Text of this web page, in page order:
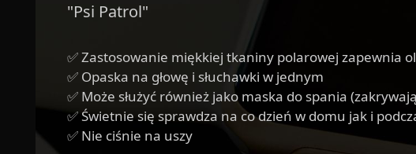
"Psi Patrol"
✅ Zastosowanie miękkiej tkaniny polarowej zapewnia
✅ Opaska na głowę i słuchawki w jednym
✅ Może służyć również jako maska do spania
✅ Świetnie się sprawdza na co dzień w domu jak i
✅ Nie ciśnie na uszy